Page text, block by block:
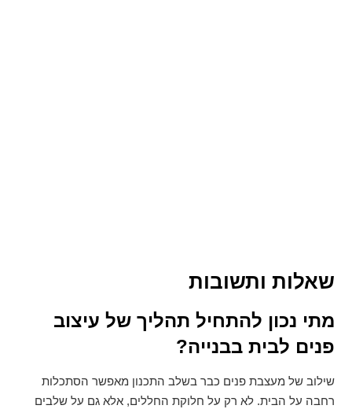
שאלות ותשובות
מתי נכון להתחיל תהליך של עיצוב
פנים לבית בבנייה?
שילוב של מעצבת פנים כבר בשלב התכנון מאפשר הסתכלות
רחבה על הבית. לא רק על חלוקת החללים, אלא גם על שלבים